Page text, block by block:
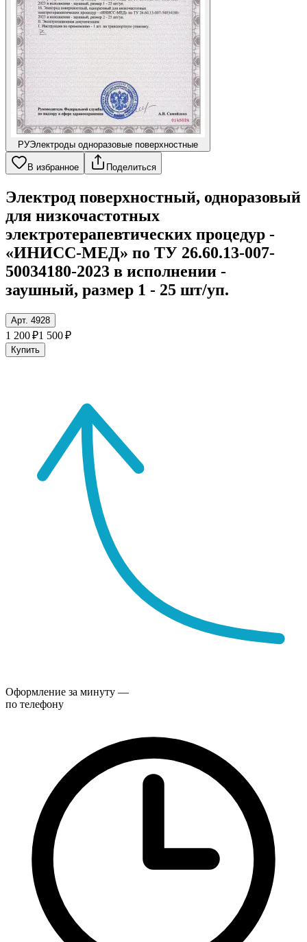
РУЭлектроды одноразовые поверхностные
В избранное Поделиться
Электрод поверхностный, одноразовый
для низкочастотных
электротерапевтических процедур -
«ИНИСС-МЕД» по ТУ 26.60.13-007-
50034180-2023 в исполнении -
заушный, размер 1 - 25 шт/уп.
Арт. 4928
1 200 ₽1 500 ₽
Купить
Оформление за минуту —
по телефону